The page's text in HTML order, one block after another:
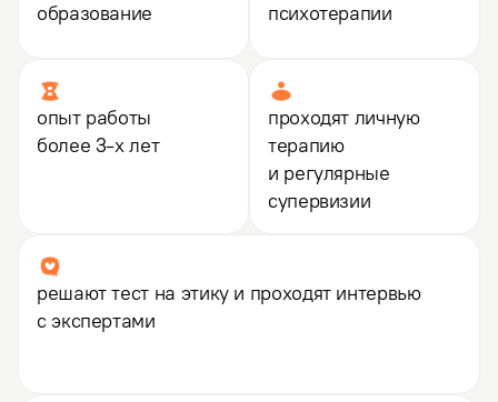
образование
психотерапии
опыт работы
более 3-х лет
проходят личную
терапию
и регулярные
супервизии
решают тест на этику и проходят интервью
с экспертами